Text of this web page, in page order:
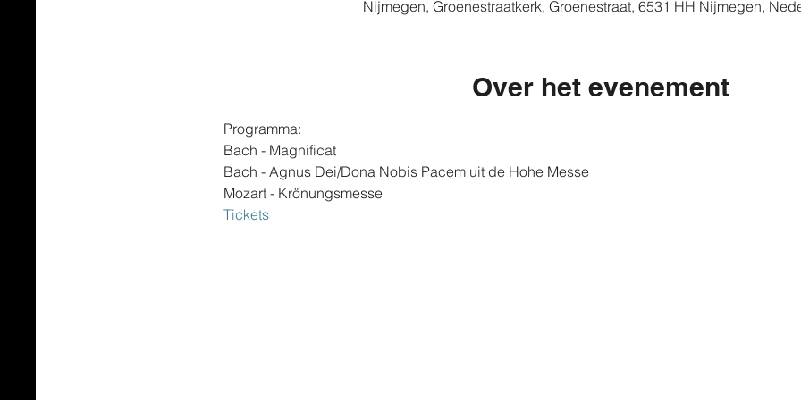
Nijmegen, Groenestraatkerk, Groenestraat, 6531 HH Nijmegen,
Over het evenement
Programma:
Bach - Magnificat
Bach - Agnus Dei/Dona Nobis Pacem uit de Hohe Messe
Mozart - Krönungsmesse
Tickets